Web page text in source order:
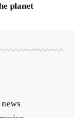
planet